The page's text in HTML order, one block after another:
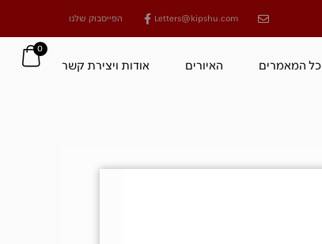
Letters@kipshu.com הפייסבוק שלנו
כל המאמרים האיורים אודות ויצירת קשר
0